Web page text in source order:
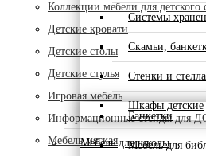
Системы
Скамьи,
Стенки и
Шкафы детские
Мебель для школы
Банкетки
Мебель для
Коллекции мебели для детского
Детские кровати
Детские столы
Детские стулья
Игровая мебель
Информационные стенды для
Мебель мягкая